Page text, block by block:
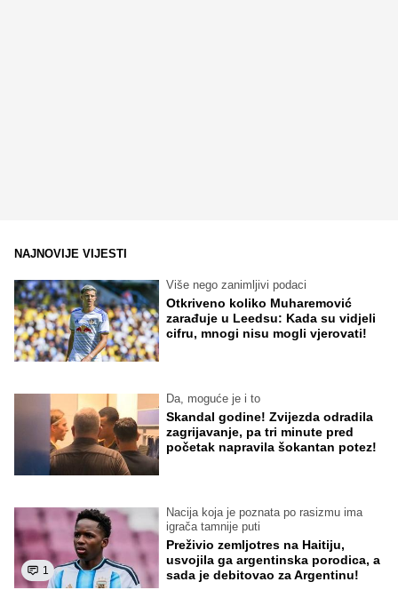
NAJNOVIJE VIJESTI
Više nego zanimljivi podaci
Otkriveno koliko Muharemović
zarađuje u Leedsu: Kada su vidjeli
cifru, mnogi nisu mogli vjerovati!
Da, moguće je i to
Skandal godine! Zvijezda odradila
zagrijavanje, pa tri minute pred
početak napravila šokantan potez!
1
Nacija koja je poznata po rasizmu ima
igrača tamnije puti
Preživio zemljotres na Haitiju,
usvojila ga argentinska porodica, a
sada je debitovao za Argentinu!